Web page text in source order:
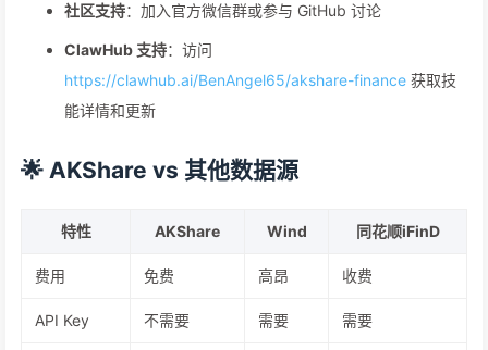
社区支持：加入官方微信群或参与 GitHub 讨论
ClawHub 支持：访问
https://clawhub.ai/BenAngel65/akshare-finance 获取技
能详情和更新
🌟 AKShare vs 其他数据源
特性 AKShare Wind 同花顺iFinD
费用 免费 高昂 收费
API Key 不需要 需要 需要